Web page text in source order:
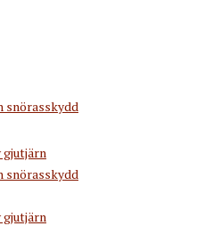
snörasskydd
snörasskydd